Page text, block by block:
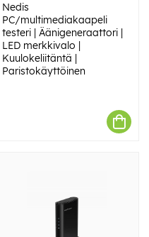
Nedis
PC/multimediakaapeli
testeri | Äänigeneraattori |
LED merkkivalo |
Kuulokeliitäntä |
Paristokäyttöinen